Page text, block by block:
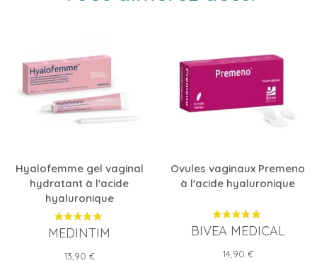
Hyalofemme gel vaginal
hydratant à l'acide
hyaluronique
MEDINTIM
Prix
13,90 €
Ovules vaginaux Premeno
à l'acide hyaluronique
BIVEA MEDICAL
Prix
14,90 €